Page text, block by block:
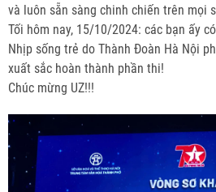
và luôn sẵn sàng chinh chiến trên mọi
Tối hôm nay, 15/10/2024: các bạn ấy
Nhịp sống trẻ do Thành Đoàn Hà Nội
xuất sắc hoàn thành phần thi!
Chúc mừng UZ!!!